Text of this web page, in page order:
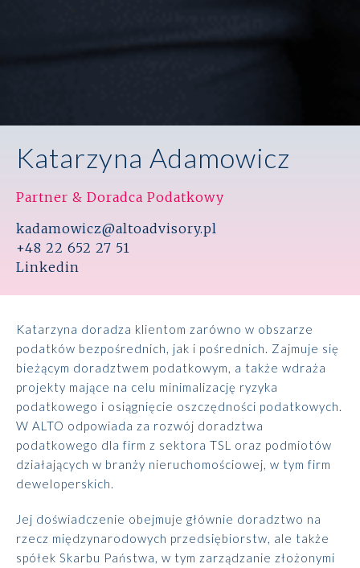
Katarzyna Adamowicz
Partner & Doradca Podatkowy
kadamowicz@altoadvisory.pl
+48 22 652 27 51
Linkedin
Katarzyna doradza klientom zarówno w obszarze
podatków bezpośrednich, jak i pośrednich. Zajmuje się
bieżącym doradztwem podatkowym, a także wdraża
projekty mające na celu minimalizację ryzyka
podatkowego i osiągnięcie oszczędności podatkowych.
W ALTO odpowiada za rozwój doradztwa
podatkowego dla firm z sektora TSL oraz podmiotów
działających w branży nieruchomościowej, w tym firm
deweloperskich.
Jej doświadczenie obejmuje głównie doradztwo na
rzecz międzynarodowych przedsiębiorstw, ale także
spółek Skarbu Państwa, w tym zarządzanie złożonymi